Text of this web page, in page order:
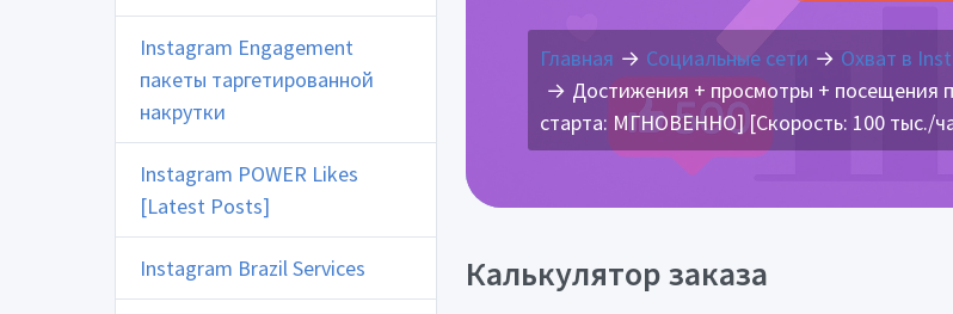
Instagram Engagement
пакеты таргетированной
накрутки
Instagram POWER Likes
[Latest Posts]
Instagram Brazil Services
Главная Социальные сети
Охват в
Достижения + просмотры +
старта: МГНОВЕННО] [Скорость: 100 тыс./
Калькулятор заказа